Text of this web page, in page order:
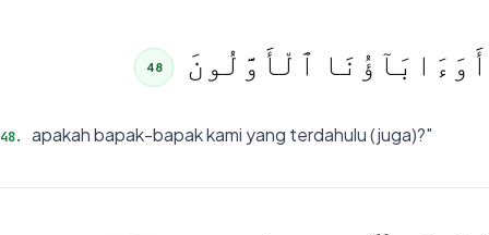
أَوَءَابَآؤُنَا ٱلْأَوَّلُونَ 48
48. apakah bapak-bapak kami yang terdahulu (juga)?"